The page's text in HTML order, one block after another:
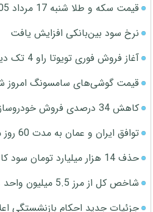
قیمت سکه و طلا شنبه 17 مرداد 1405
نرخ سود بین‌بانکی افزایش یافت
آغاز فروش فوری تویوتا راو 4 تک دیفرانسیل 2025
قیمت گوشی‌های سامسونگ امروز شنبه 17 مرداد
کاهش 34 درصدی فروش خودروسازان داخلی در 4 ماه
توافق ایران و عمان به مدت 60 روز محدود خواهد بود
حذف 14 هزار میلیارد تومان سود کاغذی بانک صادرات
شاخص کل از مرز 5.5 میلیون واحد عبور کرد
جزئیات جدید احکام بازنشستگی